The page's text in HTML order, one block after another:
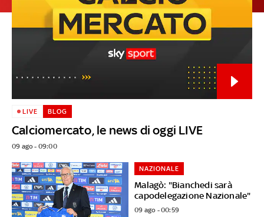
Calciomercato, le news di oggi LIVE
LIVE BLOG
09 ago - 09:00
Malagò: "Bianchedi sarà
capodelegazione Nazionale"
NAZIONALE
09 ago - 00:59